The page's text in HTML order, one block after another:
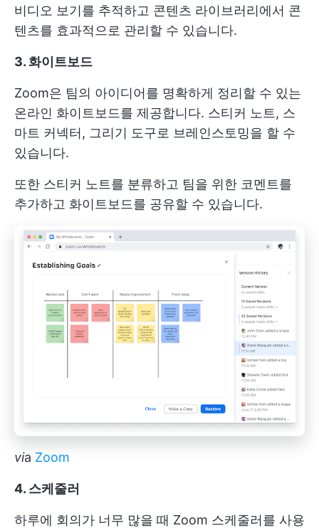
비디오 보기를 추적하고 콘텐츠 라이브러리에서 콘
텐츠를 효과적으로 관리할 수 있습니다.
3. 화이트보드
Zoom은 팀의 아이디어를 명확하게 정리할 수 있는
온라인 화이트보드를 제공합니다. 스티커 노트, 스
마트 커넥터, 그리기 도구로 브레인스토밍을 할 수
있습니다.
또한 스티커 노트를 분류하고 팀을 위한 코멘트를
추가하고 화이트보드를 공유할 수 있습니다.
via Zoom
4. 스케줄러
하루에 회의가 너무 많을 때 Zoom 스케줄러를 사용